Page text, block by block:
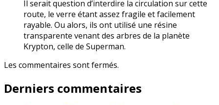
Il serait question d’interdire la circulation sur cette
route, le verre étant assez fragile et facilement
rayable. Ou alors, ils ont utilisé une résine
transparente venant des arbres de la planète
Krypton, celle de Superman.
Les commentaires sont fermés.
Derniers commentaires